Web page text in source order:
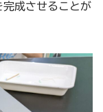
成させることが